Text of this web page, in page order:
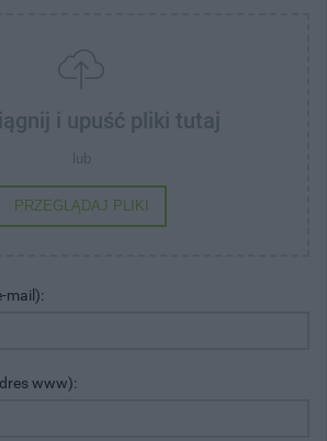
i upuść pliki tutaj
lub
PRZEGLĄDAJ PLIKI
mail):
www):